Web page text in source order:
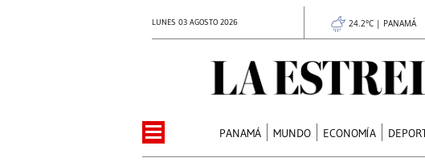
LUNES 03 AGOSTO 2026 24.2°C | PANAMÁ
PANAMÁ MUNDO ECONOMÍA